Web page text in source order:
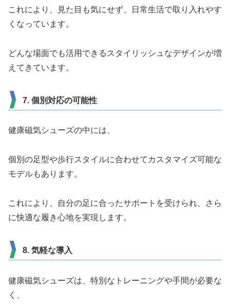
これにより、見た目も気にせず、日常生活で取り入れやす
くなっています。
どんな場面でも活用できるスタイリッシュなデザインが増
えてきています。
7. 個別対応の可能性
健康磁気シューズの中には、
個別の足型や歩行スタイルに合わせてカスタマイズ可能な
モデルもあります。
これにより、自分の足に合ったサポートを受けられ、さら
に快適な履き心地を実現します。
8. 気軽な導入
健康磁気シューズは、特別なトレーニングや手間が必要な
く、